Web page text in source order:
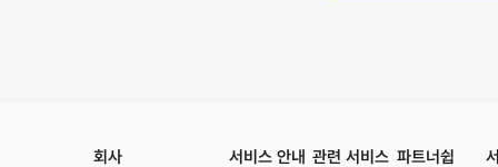
회사 서비스 안내 관련 서비스 파트너쉽